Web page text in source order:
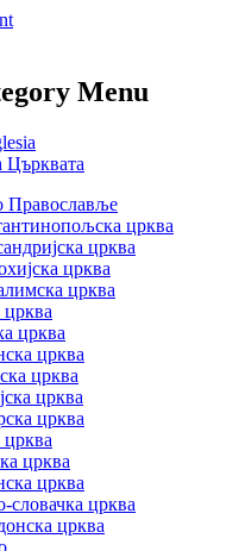
Menu
Православље
црква
црква
црква
црква
црква
црква
црква
црква
црква
црква
црква
црква
црква
словачка црква
црква